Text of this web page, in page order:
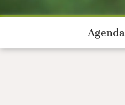
Agenda